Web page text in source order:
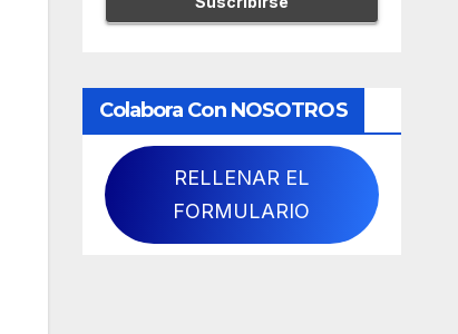
Colabora Con NOSOTROS
RELLENAR EL
FORMULARIO